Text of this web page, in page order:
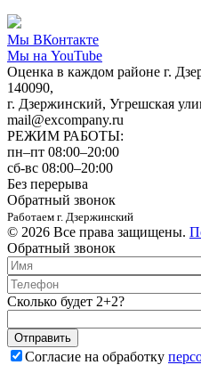
Мы ВКонтакте
Мы на YouTube
Оценка в каждом районе г.
140090,
г. Дзержинский, Угрешская
mail@excompany.ru
РЕЖИМ РАБОТЫ:
пн–пт 08:00–20:00
сб-вс 08:00–20:00
Без перерыва
Обратный звонок
Работаем г. Дзержинский
© 2026 Все права защищены.
Обратный звонок
Сколько будет 2+2?
Согласие на обработку